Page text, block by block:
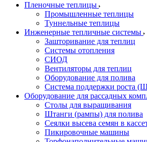
Пленочные теплицы
Промышленные теплицы
Туннельные теплицы
Инженерные тепличные системы
Зашторивание для теплиц
Системы отопления
СИОД
Вентиляторы для теплиц
Оборудование для полива
Система поддержки роста
Оборудование для рассадных
Столы для выращивания
Штанги (рампы) для полива
Сеялки высева семян в
Пикировочные машины